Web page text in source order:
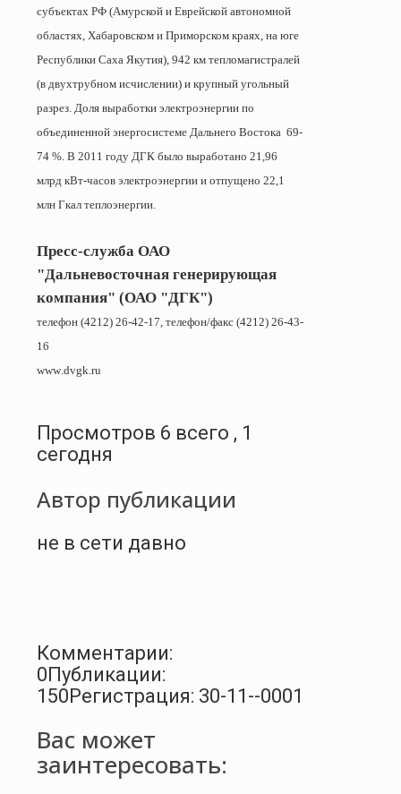
субъектах РФ (Амурской и Еврейской автономной
областях, Хабаровском и Приморском краях, на юге
Республики Саха Якутия), 942 км тепломагистралей
(в двухтрубном исчислении) и крупный угольный
разрез. Доля выработки электроэнергии по
объединенной энергосистеме Дальнего Востока 69-
74 %. В 2011 году ДГК было выработано 21,96
млрд кВт-часов электроэнергии и отпущено 22,1
млн Гкал теплоэнергии.
Пресс-служба ОАО
"Дальневосточная генерирующая
компания" (ОАО "ДГК")
телефон (4212) 26-42-17, телефон/факс (4212) 26-43-
16
www.dvgk.ru
Просмотров 6 всего , 1
сегодня
Автор публикации
не в сети давно
Комментарии:
0 Публикации:
150 Регистрация: 30-11--0001
Вас может
заинтересовать: